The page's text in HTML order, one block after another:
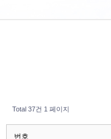
Total 37건 1 페이지
번호